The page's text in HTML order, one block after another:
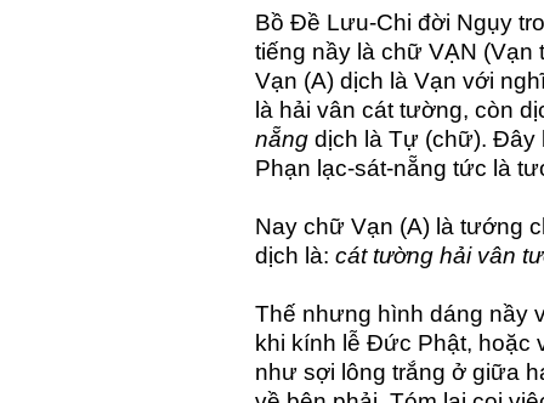
Bồ Đề Lưu-Chi đời Ngụy
tiếng nầy là chữ VẠN (Vạn
Vạn (A) dịch là Vạn với
là hải vân cát tường, còn
nẵng dịch là Tự (chữ). Đây
Phạn lạc-sát-nẵng tức là
Nay chữ Vạn (A) là tướng
dịch là: cát tường hải vân
Thế nhưng hình dáng nầy
khi kính lễ Đức Phật, hoặc
như sợi lông trắng ở giữa